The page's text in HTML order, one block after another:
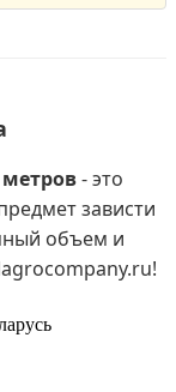
- это
зависти
объем и